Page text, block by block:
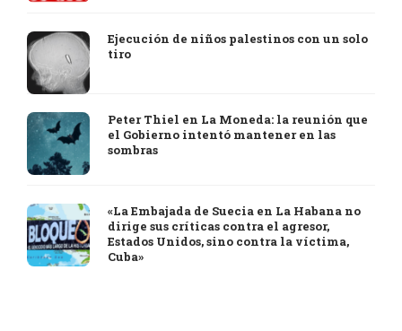
Ejecución de niños palestinos con un solo
tiro
Peter Thiel en La Moneda: la reunión que
el Gobierno intentó mantener en las
sombras
«La Embajada de Suecia en La Habana no
dirige sus críticas contra el agresor,
Estados Unidos, sino contra la víctima,
Cuba»